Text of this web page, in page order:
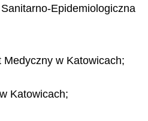
Epidemiologiczna
w Katowicach;
Katowicach;